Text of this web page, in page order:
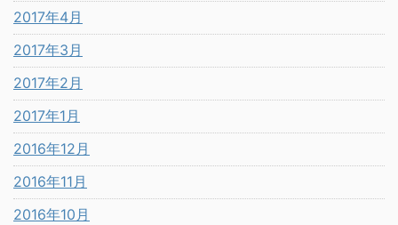
2017年4月
2017年3月
2017年2月
2017年1月
2016年12月
2016年11月
2016年10月